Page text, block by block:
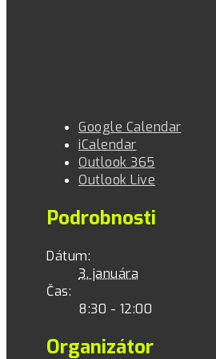
Google Calendar
iCalendar
Outlook 365
Outlook Live
Podrobnosti
Dátum:
3. januára
Čas:
8:30 - 12:00
Organizátor